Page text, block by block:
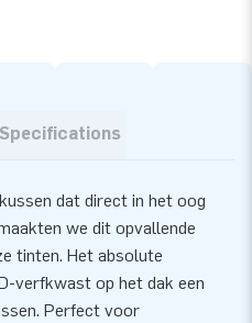
Specifications
dat direct in het oog
we dit opvallende
tinten. Het absolute
verfkwast op het dak een
Perfect voor